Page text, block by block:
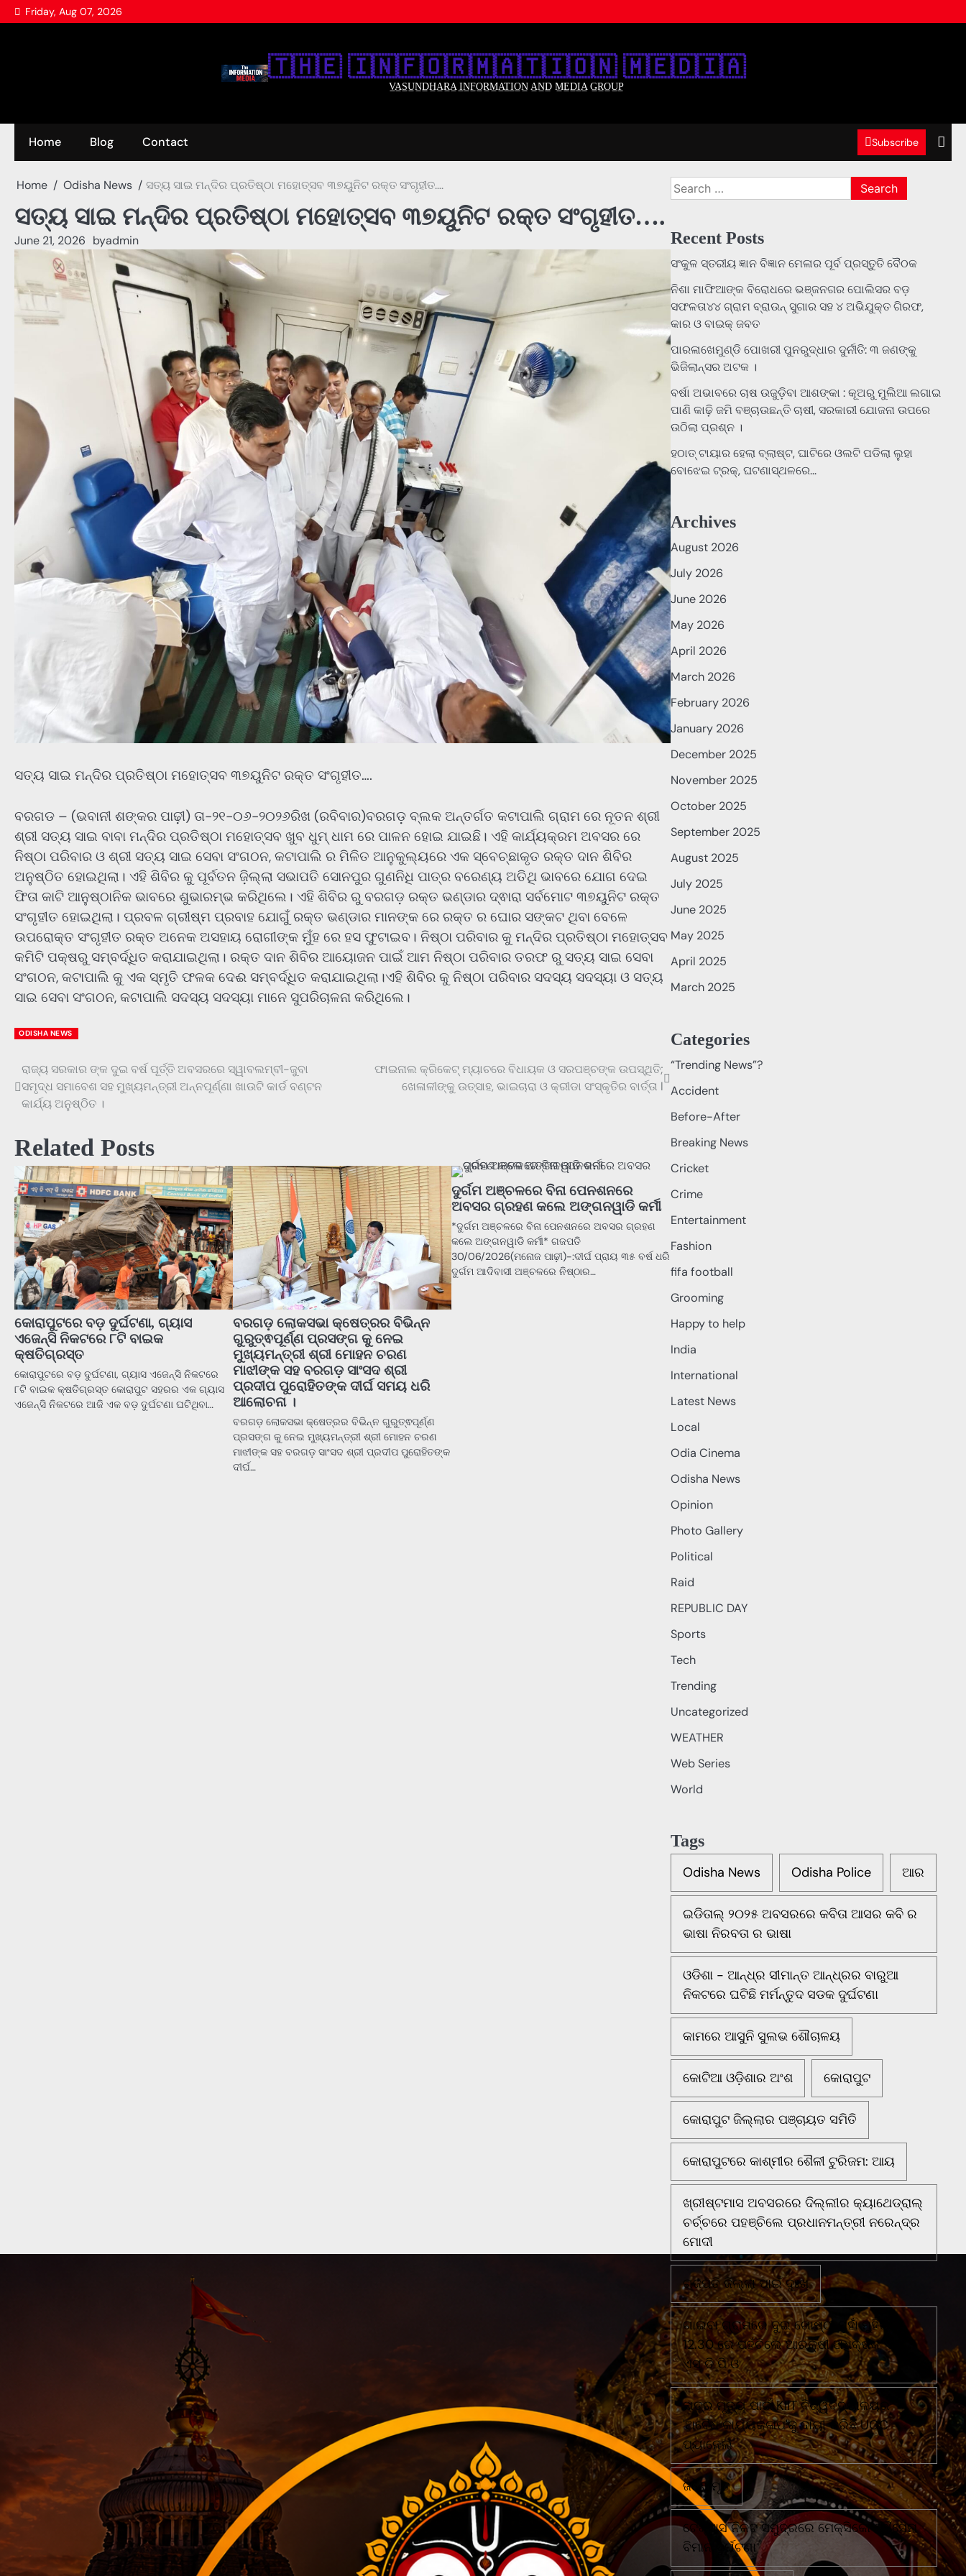
Skip
to
Friday, Aug 07, 2026
🇹‌🇭‌🇪‌ 🇮‌🇳‌🇫‌🇴‌🇷‌🇲‌🇦‌🇹‌🇮‌🇴‌🇳‌ 🇲‌🇪‌🇩‌🇮‌🇦‌
V̲A̲S̲U̲N̲D̲H̲A̲R̲A̲ I̲N̲F̲O̲R̲M̲A̲T̲I̲O̲N̲ A̲N̲D̲ M̲E̲D̲I̲A̲ G̲R̲O̲U̲P̲
Home Blog Contact Subscribe
Home Odisha News ସତ୍ୟ ସାଇ ମନ୍ଦିର ପ୍ରତିଷ୍ଠା ମହୋତ୍ସବ ୩୭ୟୁନିଟ ରକ୍ତ ସଂଗୃହୀତ….
ସତ୍ୟ ସାଇ ମନ୍ଦିର ପ୍ରତିଷ୍ଠା ମହୋତ୍ସବ ୩୭ୟୁନିଟ ରକ୍ତ ସଂଗୃହୀତ….
June 21, 2026 byadmin
ସତ୍ୟ ସାଇ ମନ୍ଦିର ପ୍ରତିଷ୍ଠା ମହୋତ୍ସବ ୩୭ୟୁନିଟ ରକ୍ତ ସଂଗୃହୀତ….
ବରଗଡ – (ଭବାନୀ ଶଙ୍କର ପାଢ଼ୀ) ତା-୨୧-୦୬-୨୦୨୬ରିଖ (ରବିବାର)ବରଗଡ଼ ବ୍ଲକ ଅନ୍ତର୍ଗତ କଟାପାଲି ଗ୍ରାମ ରେ ନୂତନ ଶ୍ରୀ
ଶ୍ରୀ ସତ୍ୟ ସାଇ ବାବା ମନ୍ଦିର ପ୍ରତିଷ୍ଠା ମହୋତ୍ସବ ଖୁବ ଧୁମ୍ ଧାମ ରେ ପାଳନ ହୋଇ ଯାଇଛି। ଏହି କାର୍ଯ୍ୟକ୍ରମ ଅବସର ରେ
ନିଷ୍ଠା ପରିବାର ଓ ଶ୍ରୀ ସତ୍ୟ ସାଇ ସେବା ସଂଗଠନ, କଟାପାଲି ର ମିଳିତ ଆନୁକୁଲ୍ୟରେ ଏକ ସ୍ବେଚ୍ଛାକୃତ ରକ୍ତ ଦାନ ଶିବିର
ଅନୁଷ୍ଠିତ ହୋଇଥିଲା। ଏହି ଶିବିର କୁ ପୂର୍ବତନ ଜ଼ିଲ୍ଲା ସଭାପତି ସୋନପୁର ଗୁଣନିଧି ପାତ୍ର ବରେଣ୍ୟ ଅତିଥି ଭାବରେ ଯୋଗ ଦେଇ
ଫିତା କାଟି ଆନୁଷ୍ଠାନିକ ଭାବରେ ଶୁଭାରମ୍ଭ କରିଥିଲେ। ଏହି ଶିବିର ରୁ ବରଗଡ଼ ରକ୍ତ ଭଣ୍ଡାର ଦ୍ଵାରା ସର୍ବମୋଟ ୩୭ୟୁନିଟ ରକ୍ତ
ସଂଗୃହୀତ ହୋଇଥିଲା। ପ୍ରବଳ ଗ୍ରୀଷ୍ମ ପ୍ରବାହ ଯୋଗୁଁ ରକ୍ତ ଭଣ୍ଡାର ମାନଙ୍କ ରେ ରକ୍ତ ର ଘୋର ସଙ୍କଟ ଥିବା ବେଳେ
ଉପରୋକ୍ତ ସଂଗୃହୀତ ରକ୍ତ ଅନେକ ଅସହାୟ ରୋଗୀଙ୍କ ମୁଁହ ରେ ହସ ଫୁଟାଇବ। ନିଷ୍ଠା ପରିବାର କୁ ମନ୍ଦିର ପ୍ରତିଷ୍ଠା ମହୋତ୍ସବ
କମିଟି ପକ୍ଷରୁ ସମ୍ବର୍ଦ୍ଧିତ କରାଯାଇଥିଲା। ରକ୍ତ ଦାନ ଶିବିର ଆୟୋଜନ ପାଇଁ ଆମ ନିଷ୍ଠା ପରିବାର ତରଫ ରୁ ସତ୍ୟ ସାଇ ସେବା
ସଂଗଠନ, କଟାପାଲି କୁ ଏକ ସ୍ମୃତି ଫଳକ ଦେଈ ସମ୍ବର୍ଦ୍ଧିତ କରାଯାଇଥିଲା।ଏହି ଶିବିର କୁ ନିଷ୍ଠା ପରିବାର ସଦସ୍ୟ ସଦସ୍ୟା ଓ ସତ୍ୟ
ସାଇ ସେବା ସଂଗଠନ, କଟାପାଲି ସଦସ୍ୟ ସଦସ୍ୟା ମାନେ ସୁପରିଚାଳନା କରିଥିଲେ।
ODISHA NEWS
Post
navigation
ରାଜ୍ୟ ସରକାର ଙ୍କ ଦୁଇ ବର୍ଷ ପୂର୍ତ୍ତି ଅବସରରେ ସ୍ୱାବଲମ୍ବୀ-ଜୁବା
ସମୃଦ୍ଧ ସମାବେଶ ସହ ମୁଖ୍ୟମନ୍ତ୍ରୀ ଅନ୍ନପୂର୍ଣ୍ଣା ଖାଉଟି କାର୍ଡ ବଣ୍ଟନ
କାର୍ଯ୍ୟ ଅନୁଷ୍ଠିତ ।
ଫାଇନାଲ କ୍ରିକେଟ୍ ମ୍ୟାଚରେ ବିଧାୟକ ଓ ସରପଞ୍ଚଙ୍କ ଉପସ୍ଥିତି;
ଖେଳାଳୀଙ୍କୁ ଉତ୍ସାହ, ଭାଇଚାରା ଓ କ୍ରୀଡା ସଂସ୍କୃତିର ବାର୍ତ୍ତା l
Related Posts
କୋରାପୁଟରେ ବଡ଼ ଦୁର୍ଘଟଣା, ଗ୍ୟାସ
ଏଜେନ୍ସି ନିକଟରେ ୮ଟି ବାଇକ
କ୍ଷତିଗ୍ରସ୍ତ
କୋରାପୁଟରେ ବଡ଼ ଦୁର୍ଘଟଣା, ଗ୍ୟାସ ଏଜେନ୍ସି ନିକଟରେ
୮ଟି ବାଇକ କ୍ଷତିଗ୍ରସ୍ତ କୋରାପୁଟ ସହରର ଏକ ଗ୍ୟାସ
ଏଜେନ୍ସି ନିକଟରେ ଆଜି ଏକ ବଡ଼ ଦୁର୍ଘଟଣା ଘଟିଥିବା…
ବରଗଡ଼ ଲୋକସଭା କ୍ଷେତ୍ରର ବିଭିନ୍ନ
ଗୁରୁତ୍ଵପୂର୍ଣ୍ଣ ପ୍ରସଙ୍ଗ କୁ ନେଇ
ମୁଖ୍ୟମନ୍ତ୍ରୀ ଶ୍ରୀ ମୋହନ ଚରଣ
ମାଝୀଙ୍କ ସହ ବରଗଡ଼ ସାଂସଦ ଶ୍ରୀ
ପ୍ରଦୀପ ପୁରୋହିତଙ୍କ ଦୀର୍ଘ ସମୟ ଧରି
ଆଲୋଚନା ।
ବରଗଡ଼ ଲୋକସଭା କ୍ଷେତ୍ରର ବିଭିନ୍ନ ଗୁରୁତ୍ଵପୂର୍ଣ୍ଣ
ପ୍ରସଙ୍ଗ କୁ ନେଇ ମୁଖ୍ୟମନ୍ତ୍ରୀ ଶ୍ରୀ ମୋହନ ଚରଣ
ମାଝୀଙ୍କ ସହ ବରଗଡ଼ ସାଂସଦ ଶ୍ରୀ ପ୍ରଦୀପ ପୁରୋହିତଙ୍କ
ଦୀର୍ଘ…
ଦୁର୍ଗମ ଅଞ୍ଚଳରେ ବିନା ପେନଶନରେ
ଅବସର ଗ୍ରହଣ କଲେ ଅଙ୍ଗନୱାଡି କର୍ମୀ
*ଦୁର୍ଗମ ଅଞ୍ଚଳରେ ବିନା ପେନଶନରେ ଅବସର ଗ୍ରହଣ
କଲେ ଅଙ୍ଗନୱାଡି କର୍ମୀ* ଗଜପତି
30/06/2026(ମନୋଜ ପାଢ଼ୀ)-:ଦୀର୍ଘ ପ୍ରାୟ ୩୫ ବର୍ଷ ଧରି
ଦୁର୍ଗମ ଆଦିବାସୀ ଅଞ୍ଚଳରେ ନିଷ୍ଠାର…
Search
for:
Recent Posts
ସଂକୁଳ ସ୍ତରୀୟ ଜ୍ଞାନ ବିଜ୍ଞାନ ମେଳାର ପୂର୍ବ ପ୍ରସ୍ତୁତି ବୈଠକ
ନିଶା ମାଫିଆଙ୍କ ବିରୋଧରେ ଭଞ୍ଜନଗର ପୋଲିସର ବଡ଼
ସଫଳତା୪୪ ଗ୍ରାମ ବ୍ରାଉନ୍ ସୁଗାର ସହ ୪ ଅଭିଯୁକ୍ତ ଗିରଫ,
କାର ଓ ବାଇକ୍ ଜବତ
ପାରଳାଖେମୁଣ୍ଡି ପୋଖରୀ ପୁନରୁଦ୍ଧାର ଦୁର୍ନୀତି: ୩ ଜଣଙ୍କୁ
ଭିଜିଲାନ୍ସର ଅଟକ ।
ବର୍ଷା ଅଭାବରେ ଚାଷ ଉଜୁଡ଼ିବା ଆଶଙ୍କା : କୂଅରୁ ମୁଲିଆ ଲଗାଇ
ପାଣି କାଢ଼ି ଜମି ବଞ୍ଚାଉଛନ୍ତି ଚାଷୀ, ସରକାରୀ ଯୋଜନା ଉପରେ
ଉଠିଲା ପ୍ରଶ୍ନ ।
ହଠାତ୍‌ ଟାୟାର ହେଲା ବ୍ଲାଷ୍ଟ, ଘାଟିରେ ଓଲଟି ପଡିଲା ଲୁହା
ବୋଝେଇ ଟ୍ରକ୍‌, ଘଟଣାସ୍ଥଳରେ…
Archives
August 2026
July 2026
June 2026
May 2026
April 2026
March 2026
February 2026
January 2026
December 2025
November 2025
October 2025
September 2025
August 2025
July 2025
June 2025
May 2025
April 2025
March 2025
Categories
“Trending News”?
Accident
Before-After
Breaking News
Cricket
Crime
Entertainment
Fashion
fifa football
Grooming
Happy to help
India
International
Latest News
Local
Odia Cinema
Odisha News
Opinion
Photo Gallery
Political
Raid
REPUBLIC DAY
Sports
Tech
Trending
Uncategorized
WEATHER
Web Series
World
Tags
Odisha News Odisha Police ଆର
ଇଡିତାଲ୍ ୨୦୨୫ ଅବସରରେ କବିତା ଆସର କବି ର
ଭାଷା ନିରବତା ର ଭାଷା
ଓଡିଶା - ଆନ୍ଧ୍ର ସୀମାନ୍ତ ଆନ୍ଧ୍ରର ବାରୁଆ
ନିକଟରେ ଘଟିଛି ମର୍ମନ୍ତୁଦ ସଡକ ଦୁର୍ଘଟଣା
କାମରେ ଆସୁନି ସୁଲଭ ଶୌଚାଳୟ
କୋଟିଆ ଓଡ଼ିଶାର ଅଂଶ କୋରାପୁଟ
କୋରାପୁଟ ଜିଲ୍ଲାର ପଞ୍ଚାୟତ ସମିତି
କୋରାପୁଟରେ କାଶ୍ମୀର ଶୈଳୀ ଟୁରିଜମ: ଆୟ
ଖ୍ରୀଷ୍ଟମାସ ଅବସରରେ ଦିଲ୍ଲୀର କ୍ୟାଥେଡ୍ରାଲ୍
ଚର୍ଚ୍ଚରେ ପହଞ୍ଚିଲେ ପ୍ରଧାନମନ୍ତ୍ରୀ ନରେନ୍ଦ୍ର
ମୋଦୀ
ଗଜପତି ଜିଲ୍ଲା ପାଇଁ ଦୁଃଖ
ଗାଇବା ଗ୍ରାମରେ ଦୁଇ ଗୋଷ୍ଠୀ ମୁହାଁ ମୁହିଁରାତି
12.30 ରେ ପହଁଚିଲେ ଆରକ୍ଷୀ ଅଧିକ୍ଷକ ଏବଂ
ଏସ ଡି ପି ଓ
ଛାତ୍ର ମୃତ୍ୟୁ ପାଇଁ KIIT ବିଶ୍ୱବିଦ୍ୟାଳୟର
'ଅବୈଧ କାର୍ଯ୍ୟକଳାପ'କୁ ଦାୟୀ କରିଛି UGC
ପ୍ୟାନେଲ
ଜଣେ ମୃତ
ଟେକ୍ସାସ ନିକଟ ସମୁଦ୍ରରେ ମେକ୍ସିକୋ ନୌସେନା
ବିମାନ ଦୁର୍ଘଟଣା